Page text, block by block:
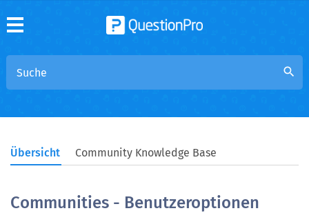
search
Übersicht Community Knowledge Base
Communities - Benutzeroptionen